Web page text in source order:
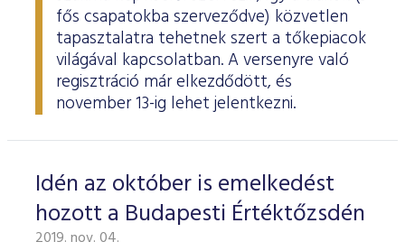
fős csapatokba szerveződve) közvetlen
tapasztalatra tehetnek szert a tőkepiacok
világával kapcsolatban. A versenyre való
regisztráció már elkezdődött, és
november 13-ig lehet jelentkezni.
Idén az október is emelkedést
hozott a Budapesti Értéktőzsdén
2019. nov. 04.